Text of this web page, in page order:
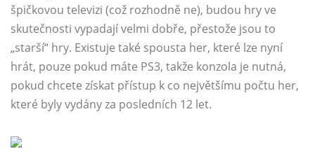
špičkovou televizi (což rozhodně ne), budou hry ve
skutečnosti vypadají velmi dobře, přestože jsou to
„starší“ hry. Existuje také spousta her, které lze nyní
hrát, pouze pokud máte PS3, takže konzola je nutná,
pokud chcete získat přístup k co největšímu počtu her,
které byly vydány za posledních 12 let.